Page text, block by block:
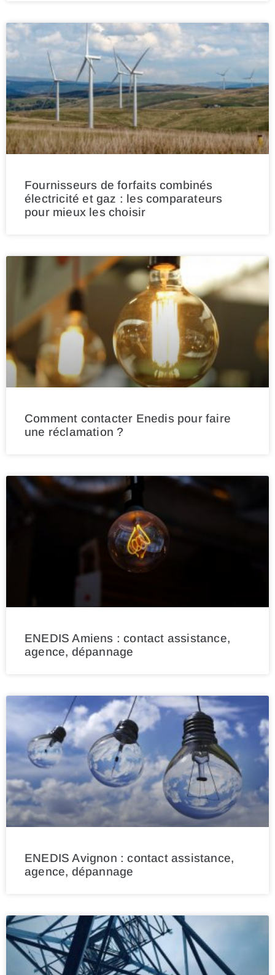
Fournisseurs de forfaits combinés
électricité et gaz : les comparateurs
pour mieux les choisir
Comment contacter Enedis pour faire
une réclamation ?
ENEDIS Amiens : contact assistance,
agence, dépannage
ENEDIS Avignon : contact assistance,
agence, dépannage